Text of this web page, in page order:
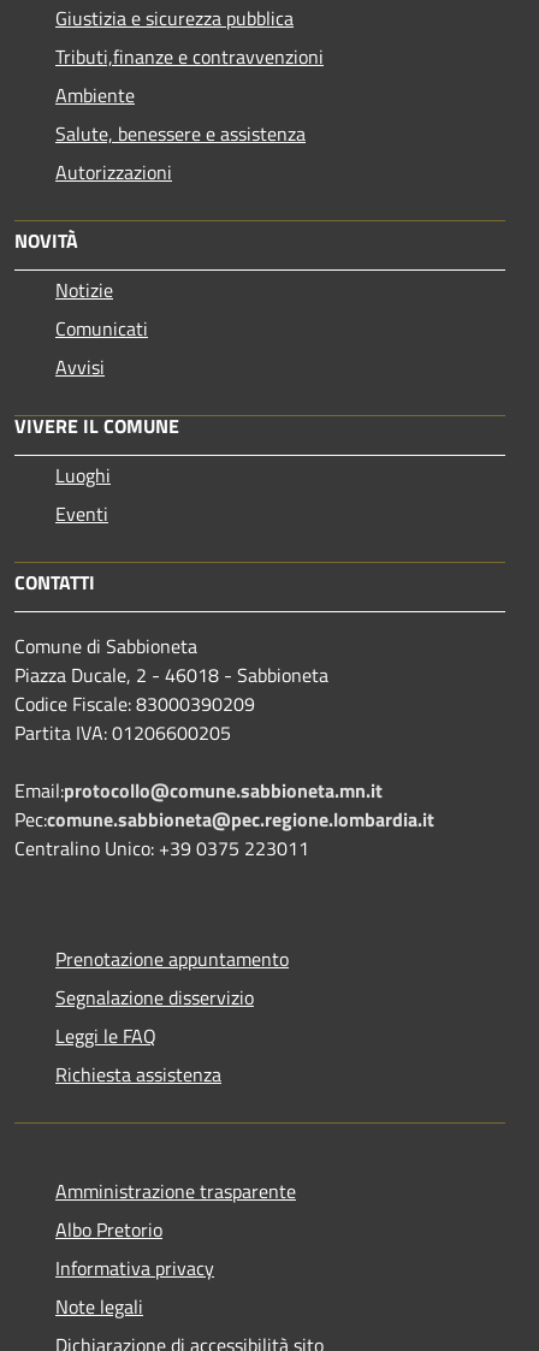
Giustizia e sicurezza pubblica
Tributi,finanze e contravvenzioni
Ambiente
Salute, benessere e assistenza
Autorizzazioni
NOVITÀ
Notizie
Comunicati
Avvisi
VIVERE IL COMUNE
Luoghi
Eventi
CONTATTI
Comune di Sabbioneta
Piazza Ducale, 2 - 46018 - Sabbioneta
Codice Fiscale: 83000390209
Partita IVA: 01206600205
Email:protocollo@comune.sabbioneta.mn.it
Pec:comune.sabbioneta@pec.regione.lombardia.it
Centralino Unico: +39 0375 223011
Prenotazione appuntamento
Segnalazione disservizio
Leggi le FAQ
Richiesta assistenza
Amministrazione trasparente
Albo Pretorio
Informativa privacy
Note legali